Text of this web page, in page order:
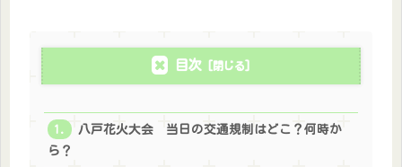
目次
八戸花火大会 当日の交通規制はどこ？何時か
ら？